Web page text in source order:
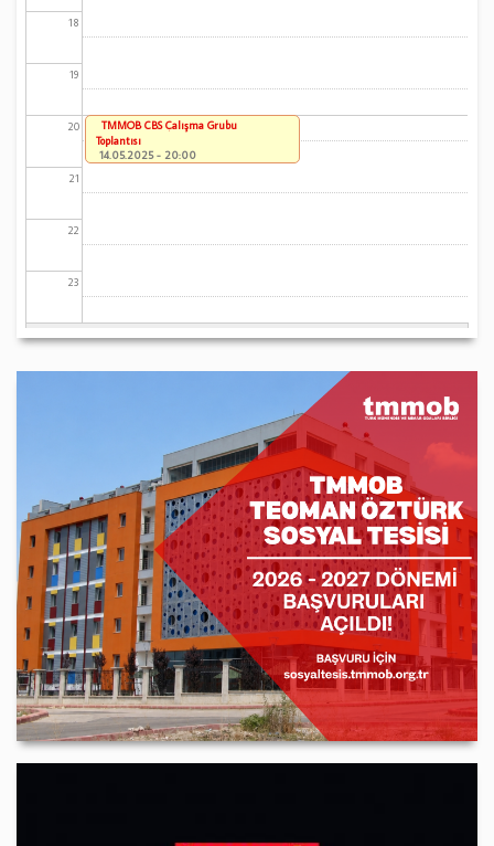
18
19
20
21
22
23
TMMOB CBS Çalışma Grubu
Toplantısı
14.05.2025 - 20:00